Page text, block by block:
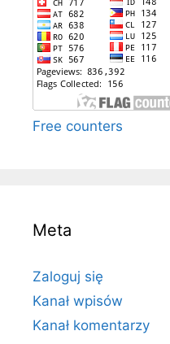
Free counters
Meta
Zaloguj się
Kanał wpisów
Kanał komentarzy